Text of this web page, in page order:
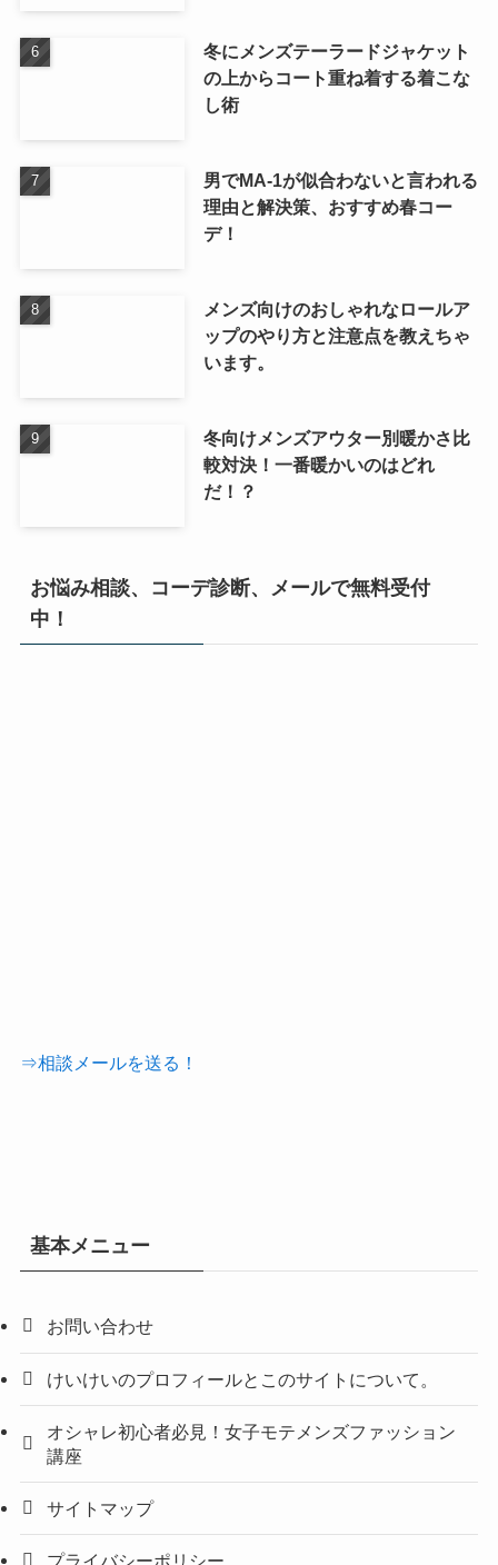
冬にメンズテーラードジャケット
の上からコート重ね着する着こな
し術
男でMA-1が似合わないと言われる
理由と解決策、おすすめ春コー
デ！
メンズ向けのおしゃれなロールア
ップのやり方と注意点を教えちゃ
います。
冬向けメンズアウター別暖かさ比
較対決！一番暖かいのはどれ
だ！？
お悩み相談、コーデ診断、メールで無料受付
中！
⇒相談メールを送る！
基本メニュー
お問い合わせ
けいけいのプロフィールとこのサイトについて。
オシャレ初心者必見！女子モテメンズファッション
講座
サイトマップ
プライバシーポリシー